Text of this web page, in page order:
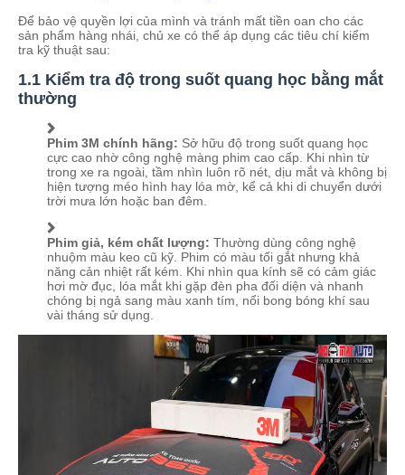
Để bảo vệ quyền lợi của mình và tránh mất tiền oan cho các
sản phẩm hàng nhái, chủ xe có thể áp dụng các tiêu chí kiểm
tra kỹ thuật sau:
1.1 Kiểm tra độ trong suốt quang học bằng mắt
thường
Phim 3M chính hãng: Sở hữu độ trong suốt quang học
cực cao nhờ công nghệ màng phim cao cấp. Khi nhìn từ
trong xe ra ngoài, tầm nhìn luôn rõ nét, dịu mắt và không bị
hiện tượng méo hình hay lóa mờ, kể cả khi di chuyển dưới
trời mưa lớn hoặc ban đêm.
Phim giả, kém chất lượng: Thường dùng công nghệ
nhuộm màu keo cũ kỹ. Phim có màu tối gắt nhưng khả
năng cản nhiệt rất kém. Khi nhìn qua kính sẽ có cảm giác
hơi mờ đục, lóa mắt khi gặp đèn pha đối diện và nhanh
chóng bị ngả sang màu xanh tím, nổi bong bóng khí sau
vài tháng sử dụng.